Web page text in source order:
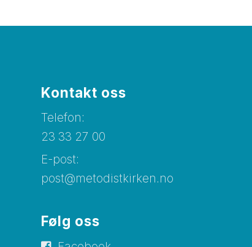
Kontakt oss
Telefon:
23 33 27 00
E-post:
post@metodistkirken.no
Følg oss